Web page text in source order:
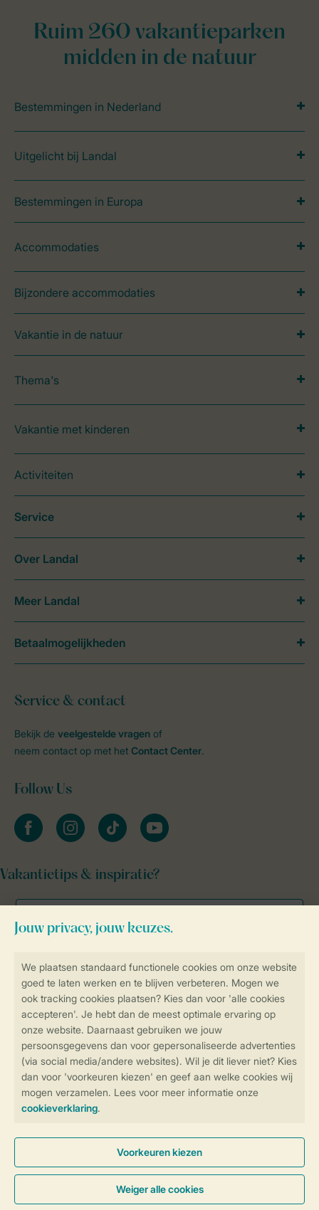
Controle over jouw gegevens &
Instellingen wijzigen
Veilig en snel online boeken
Veilige gegevensoverdracht
Veilige betaling
Ruim 260 vakantieparken
midden in de natuur
Bestemmingen in Nederland
Uitgelicht bij Landal
Bestemmingen in Europa
Accommodaties
Bijzondere accommodaties
Vakantie in de natuur
Thema's
Vakantie met kinderen
Activiteiten
Service & contact
Bekijk de veelgestelde vragen of
neem contact op met het Contact Center.
Follow Us
facebookinstagramtiktok youtube
Vakantietips & inspiratie?
Service
Over Landal
Meer Landal
Betaalmogelijkheden